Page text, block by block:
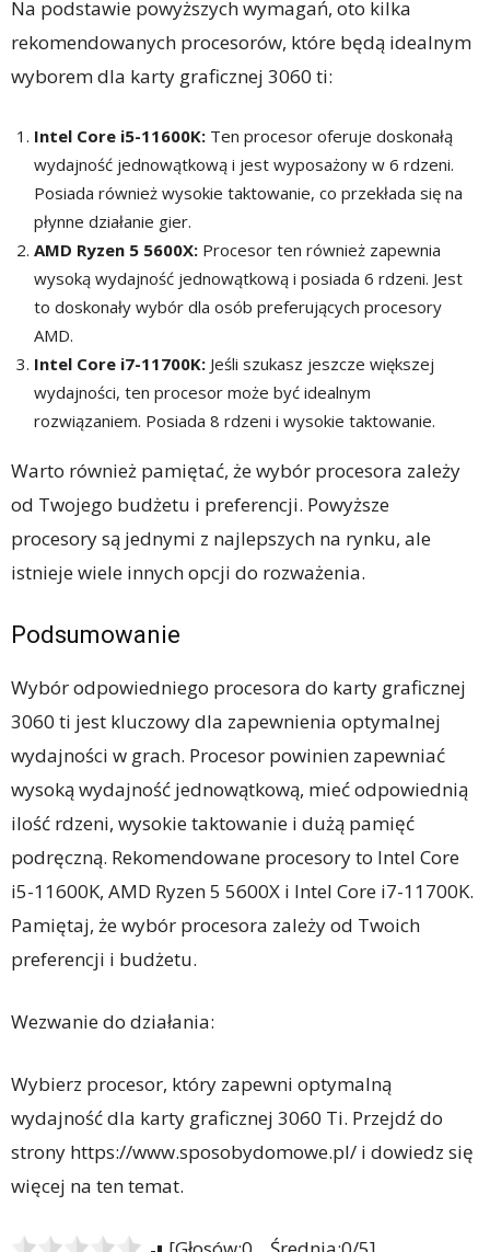
Na podstawie powyższych wymagań, oto kilka
rekomendowanych procesorów, które będą idealnym
wyborem dla karty graficznej 3060 ti:
Intel Core i5-11600K: Ten procesor oferuje doskonałą
wydajność jednowątkową i jest wyposażony w 6 rdzeni.
Posiada również wysokie taktowanie, co przekłada się na
płynne działanie gier.
AMD Ryzen 5 5600X: Procesor ten również zapewnia
wysoką wydajność jednowątkową i posiada 6 rdzeni. Jest
to doskonały wybór dla osób preferujących procesory
AMD.
Intel Core i7-11700K: Jeśli szukasz jeszcze większej
wydajności, ten procesor może być idealnym
rozwiązaniem. Posiada 8 rdzeni i wysokie taktowanie.
Warto również pamiętać, że wybór procesora zależy
od Twojego budżetu i preferencji. Powyższe
procesory są jednymi z najlepszych na rynku, ale
istnieje wiele innych opcji do rozważenia.
Podsumowanie
Wybór odpowiedniego procesora do karty graficznej
3060 ti jest kluczowy dla zapewnienia optymalnej
wydajności w grach. Procesor powinien zapewniać
wysoką wydajność jednowątkową, mieć odpowiednią
ilość rdzeni, wysokie taktowanie i dużą pamięć
podręczną. Rekomendowane procesory to Intel Core
i5-11600K, AMD Ryzen 5 5600X i Intel Core i7-11700K.
Pamiętaj, że wybór procesora zależy od Twoich
preferencji i budżetu.
Wezwanie do działania:
Wybierz procesor, który zapewni optymalną
wydajność dla karty graficznej 3060 Ti. Przejdź do
strony https://www.sposobydomowe.pl/ i dowiedz się
więcej na ten temat.